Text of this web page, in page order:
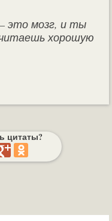
это мозг, и ты
хорошую
цитаты?